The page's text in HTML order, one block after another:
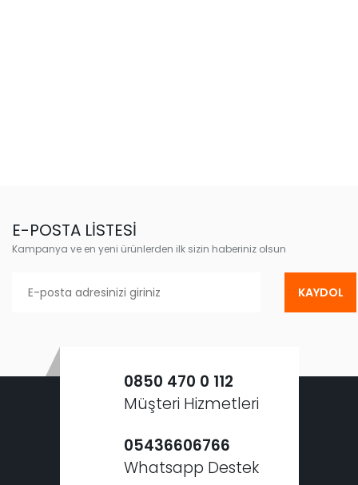
E-POSTA LİSTESİ
Kampanya ve en yeni ürünlerden ilk sizin haberiniz olsun
KAYDOL
0850 470 0 112
Müşteri Hizmetleri
05436606766
Whatsapp Destek